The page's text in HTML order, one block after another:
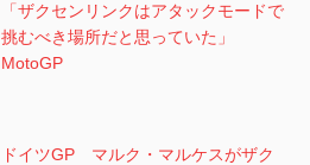
「ザクセンリンクはアタックモードで
挑むべき場所だと思っていた」
MotoGP
ドイツGP マルク・マルケスがザク